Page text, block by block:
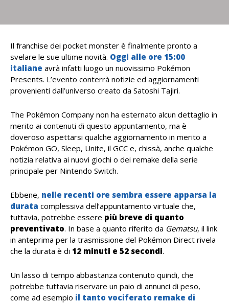
Il franchise dei pocket monster è finalmente pronto a
svelare le sue ultime novità. Oggi alle ore 15:00
italiane avrà infatti luogo un nuovissimo Pokémon
Presents. L’evento conterrà notizie ed aggiornamenti
provenienti dall’universo creato da Satoshi Tajiri.
The Pokémon Company non ha esternato alcun dettaglio in
merito ai contenuti di questo appuntamento, ma è
doveroso aspettarsi qualche aggiornamento in merito a
Pokémon GO, Sleep, Unite, il GCC e, chissà, anche qualche
notizia relativa ai nuovi giochi o dei remake della serie
principale per Nintendo Switch.
Ebbene, nelle recenti ore sembra essere apparsa la
durata complessiva dell’appuntamento virtuale che,
tuttavia, potrebbe essere più breve di quanto
preventivato. In base a quanto riferito da Gematsu, il link
in anteprima per la trasmissione del Pokémon Direct rivela
che la durata è di 12 minuti e 52 secondi.
Un lasso di tempo abbastanza contenuto quindi, che
potrebbe tuttavia riservare un paio di annunci di peso,
come ad esempio il tanto vociferato remake di